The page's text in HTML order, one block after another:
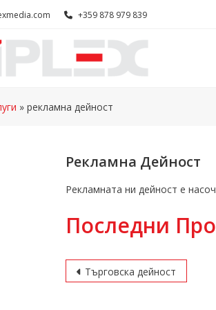
+359 878 979 839
» рекламна дейност
Рекламна Дейност
Рекламната ни дейност е
Последни
Навигация
Търговска дейност